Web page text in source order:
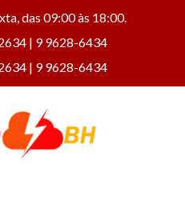
das 09:00 às 18:00.
| 9 9628-6434
| 9 9628-6434